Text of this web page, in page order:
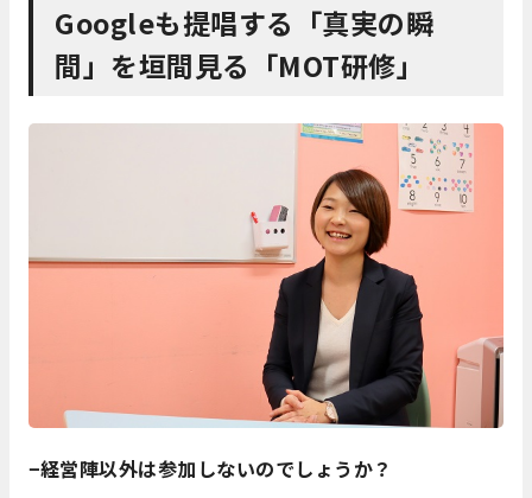
Googleも提唱する「真実の瞬
間」を垣間見る「MOT研修」
−経営陣以外は参加しないのでしょうか？